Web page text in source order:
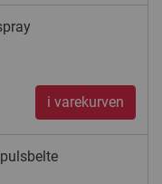
i varekurven